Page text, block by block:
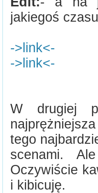
jakiegoś
->link<-
->link<-
W drugiej
tego
scenami.
Oczywiście
i kibicuję.